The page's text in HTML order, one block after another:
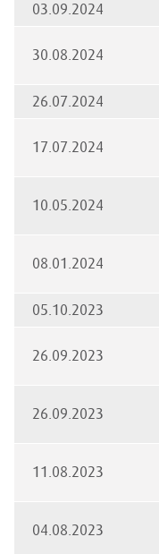
03.09.2024
30.08.2024
26.07.2024
17.07.2024
10.05.2024
08.01.2024
05.10.2023
26.09.2023
26.09.2023
11.08.2023
04.08.2023